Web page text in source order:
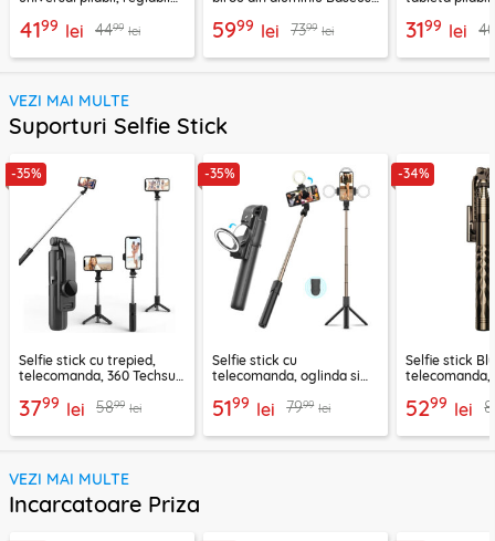
negru
4199 lei 4499 lei 5999 lei 7399 lei 3199 lei
VEZI MAI MULTE
Suporturi Selfie Stick
-35%
Selfie stick cu trepied,
telecomanda, 360 Techsuit
3799 lei 5899 lei
-35%
Selfie stick cu
telecomanda, oglinda si
5199 lei 7999 lei
-34%
Selfie stick
telecomanda,
5299 lei
VEZI MAI MULTE
Incarcatoare Priza